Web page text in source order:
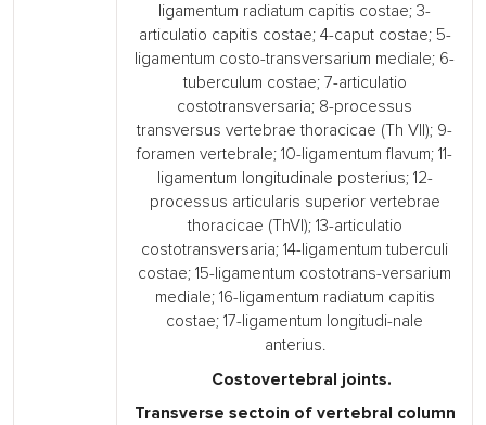
ligamentum radiatum capitis costae; 3-
articulatio capitis costae; 4-caput costae; 5-
ligamentum costo-transversarium mediale; 6-
tuberculum costae; 7-articulatio
costotransversaria; 8-processus
transversus vertebrae thoracicae (Th VII); 9-
foramen vertebrale; 10-ligamentum flavum; 11-
ligamentum longitudinale posterius; 12-
processus articularis superior vertebrae
thoracicae (ThVI); 13-articulatio
costotransversaria; 14-ligamentum tuberculi
costae; 15-ligamentum costotrans-versarium
mediale; 16-ligamentum radiatum capitis
costae; 17-ligamentum longitudi-nale
anterius.
Costovertebral joints.
Transverse sectoin of vertebral column